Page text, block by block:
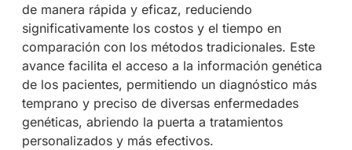
de manera rápida y eficaz, reduciendo
significativamente los costos y el tiempo en
comparación con los métodos tradicionales. Este
avance facilita el acceso a la información genética
de los pacientes, permitiendo un diagnóstico más
temprano y preciso de diversas enfermedades
genéticas, abriendo la puerta a tratamientos
personalizados y más efectivos.